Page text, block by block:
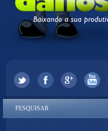
PESQUISAR